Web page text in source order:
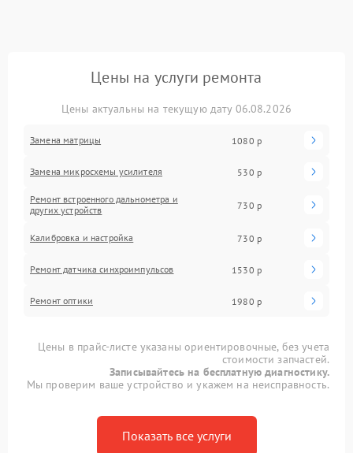
Цены на услуги ремонта
Цены актуальны на текущую дату 06.08.2026
Замена матрицы 1080 р
Замена микросхемы усилителя 530 р
Ремонт встроенного дальнометра и
других устройств
730 р
Калибровка и настройка 730 р
Ремонт датчика синхроимпульсов 1530 р
Ремонт оптики 1980 р
Цены в прайс-листе указаны ориентировочные, без учета
стоимости запчастей.
Записывайтесь на бесплатную диагностику.
Мы проверим ваше устройство и укажем на неисправность.
Показать все услуги